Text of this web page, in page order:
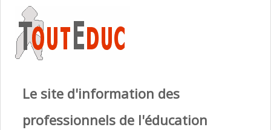
Le site d'information des
professionnels de l'éducation